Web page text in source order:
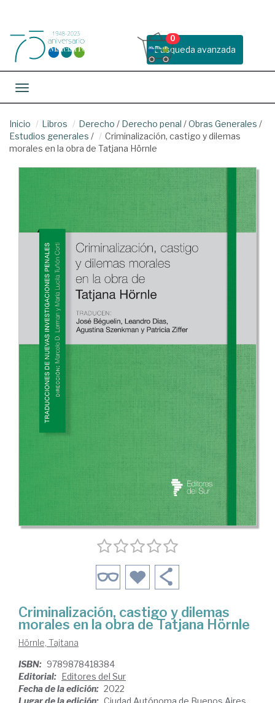
Busqueda avanzada
0
Toggle navigation
Inicio Libros Derecho / Derecho penal /Obras Generales /
Estudios generales /
Criminalización, castigo y dilemas
morales en la obra de Tatjana Hörnle
Criminalización, castigo y dilemas
morales en la obra de Tatjana Hörnle
Hörnle, Tajtana
ISBN: 9789878418384
Editorial: Editores del Sur
Fecha de la edición: 2022
Lugar de la edición: Ciudad Autónoma de Buenos Aires.